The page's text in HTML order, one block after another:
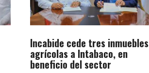
Incabide cede tres inmuebles
agrícolas a Intabaco, en
beneficio del sector